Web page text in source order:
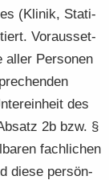
(Kli­nik, Sta­ti­
Vor­aus­set­
aller Per­so­nen
des
2b bzw. §
fach­li­chen
diese per­sön­